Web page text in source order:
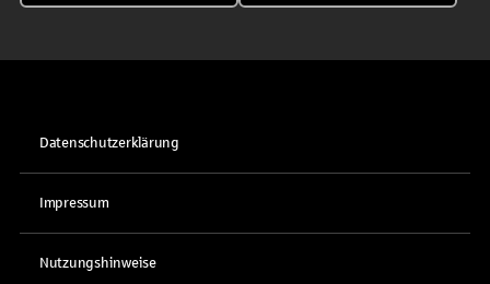
Datenschutzerklärung
Impressum
Nutzungshinweise